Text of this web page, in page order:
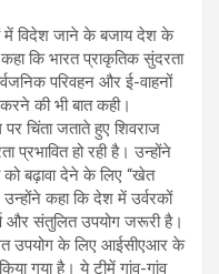
में विदेश जाने के बजाय देश के
कहा कि भारत प्राकृतिक सुंदरता
परिवहन और ई-वाहनों
की भी बात कही।
चिंता जताते हुए शिवराज
प्रभावित हो रही है। उन्होंने
बढ़ावा देने के लिए “खेत
कहा कि देश में उर्वरकों
और संतुलित उपयोग जरूरी है।
उपयोग के लिए आईसीएआर के
गया है। ये टीमें गांव-गांव